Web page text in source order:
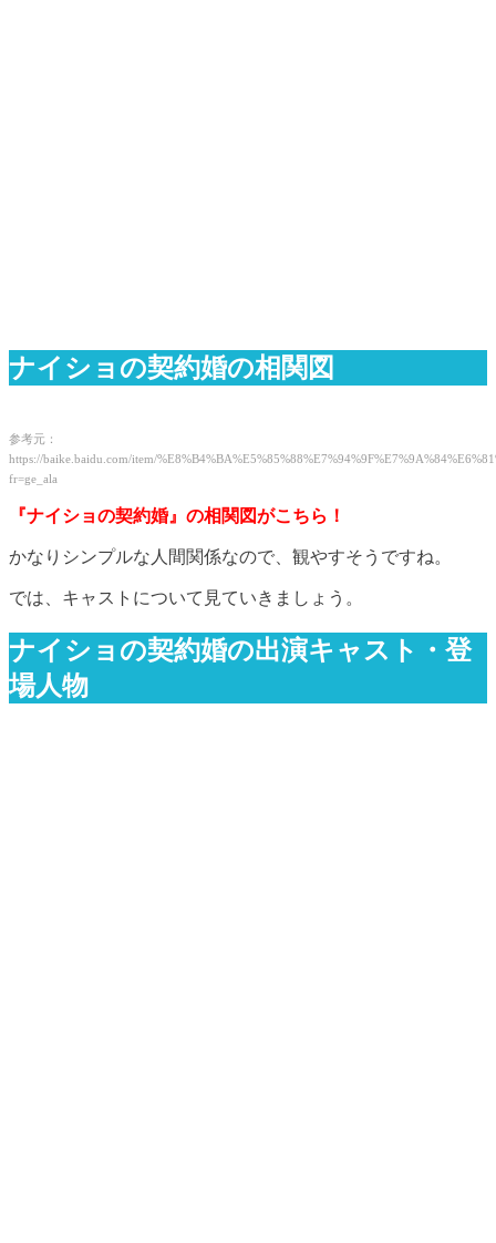
ナイショの契約婚の相関図
参考元：
https://baike.baidu.com/item/
fr=ge_ala
『ナイショの契約婚』の相関図がこちら！
かなりシンプルな人間関係なので、観やすそうですね。
では、キャストについて見ていきましょう。
ナイショの契約婚の出演キャスト・登
場人物